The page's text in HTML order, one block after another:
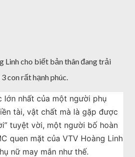
Linh cho biết bản thân đang trải
con rất hạnh phúc.
lớn nhất của một người phụ
tài, vật chất mà là gặp được
tuyệt vời, một người bố hoàn
quen mặt của VTV Hoàng Linh
nữ may mắn như thế.